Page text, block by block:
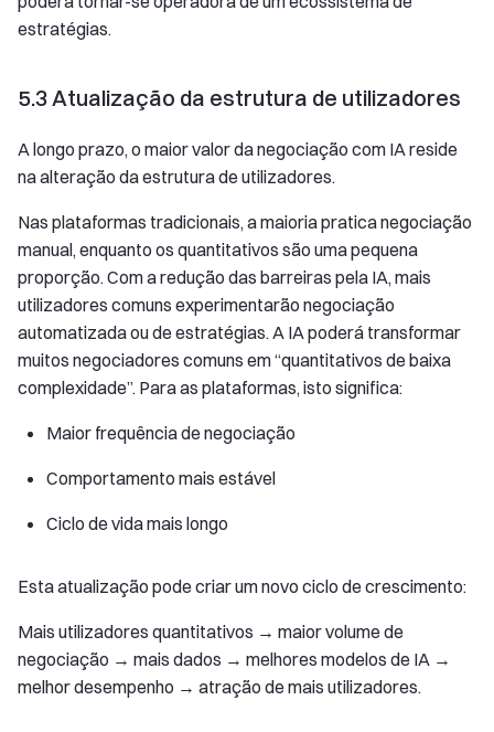
estratégias.
5.3 Atualização da estrutura de utilizadores
A longo prazo, o maior valor da negociação com IA reside
na alteração da estrutura de utilizadores.
Nas plataformas tradicionais, a maioria pratica negociação
manual, enquanto os quantitativos são uma pequena
proporção. Com a redução das barreiras pela IA, mais
utilizadores comuns experimentarão negociação
automatizada ou de estratégias. A IA poderá transformar
muitos negociadores comuns em “quantitativos de baixa
complexidade”. Para as plataformas, isto significa:
Maior frequência de negociação
Comportamento mais estável
Ciclo de vida mais longo
Esta atualização pode criar um novo ciclo de crescimento:
Mais utilizadores quantitativos → maior volume de
negociação → mais dados → melhores modelos de IA →
melhor desempenho → atração de mais utilizadores.